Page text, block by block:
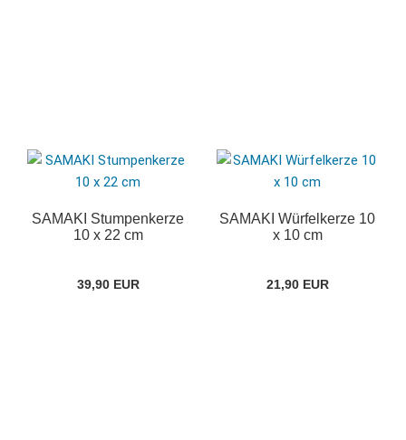
SAMAKI Stumpenkerze
10 x 22 cm
39,90 EUR
SAMAKI Würfelkerze 10
x 10 cm
21,90 EUR